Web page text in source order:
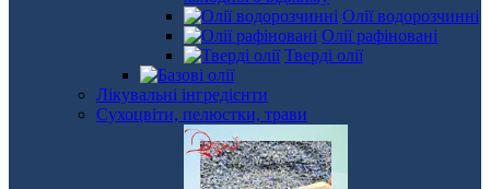
Олії водорозчинні
Олії рафіновані
Тверді олії
Лікувальні інгредієнти
Сухоцвіти, пелюстки, трави